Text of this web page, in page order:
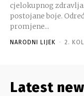
cjelokupnog
postojane boje.
promjene...
NARODNI LIJEK - 2.
Latest